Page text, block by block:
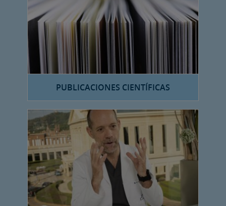
PUBLICACIONES CIENTÍFICAS